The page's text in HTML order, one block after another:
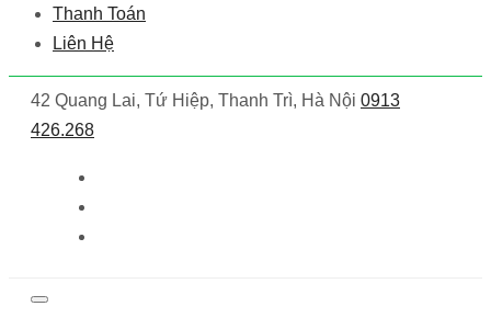
Thanh Toán
Liên Hệ
42 Quang Lai, Tứ Hiệp, Thanh Trì, Hà Nội 0913
426.268